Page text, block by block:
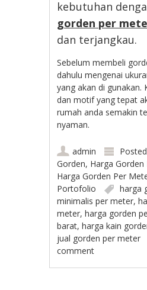
kebutuhan
gorden per
dan terjangkau.
Sebelum membeli
dahulu mengenai
yang akan di gunakan.
dan motif yang tepat
rumah anda semakin
nyaman.
admin
Gorden, Harga
Harga Gorden Per
Portofolio
harga
minimalis per meter,
meter,harga gorden
barat,harga kain
jual gorden per meter
comment